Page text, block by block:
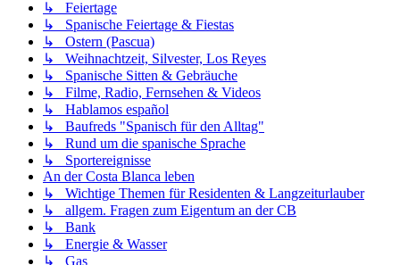
↳ Feiertage
↳ Spanische Feiertage & Fiestas
↳ Ostern (Pascua)
↳ Weihnachtzeit, Silvester, Los Reyes
↳ Spanische Sitten & Gebräuche
↳ Filme, Radio, Fernsehen & Videos
↳ Hablamos español
↳ Baufreds "Spanisch für den Alltag"
↳ Rund um die spanische Sprache
↳ Sportereignisse
An der Costa Blanca leben
↳ Wichtige Themen für Residenten & Langzeiturlauber
↳ allgem. Fragen zum Eigentum an der CB
↳ Bank
↳ Energie & Wasser
↳ Gas